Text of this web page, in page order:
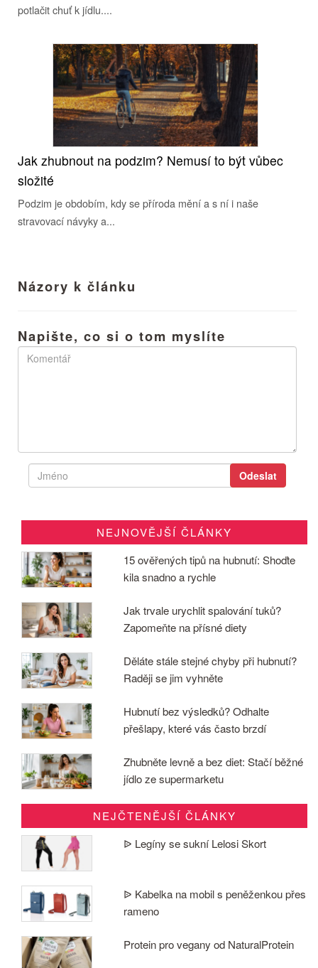
potlačit chuť k jídlu....
Jak zhubnout na podzim? Nemusí to být vůbec
složité
Podzim je obdobím, kdy se příroda mění a s ní i naše
stravovací návyky a...
Názory k článku
Napište, co si o tom myslíte
NEJNOVĚJŠÍ ČLÁNKY
15 ověřených tipů na hubnutí: Shoďte
kila snadno a rychle
Jak trvale urychlit spalování tuků?
Zapomeňte na přísné diety
Děláte stále stejné chyby při hubnutí?
Raději se jim vyhněte
Hubnutí bez výsledků? Odhalte
přešlapy, které vás často brzdí
Zhubněte levně a bez diet: Stačí běžné
jídlo ze supermarketu
NEJČTENĚJŠÍ ČLÁNKY
ᐉ Legíny se sukní Lelosi Skort
ᐉ Kabelka na mobil s peněženkou přes
rameno
Protein pro vegany od NaturalProtein